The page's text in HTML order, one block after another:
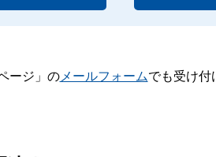
ージ」のメールフォームでも受け付